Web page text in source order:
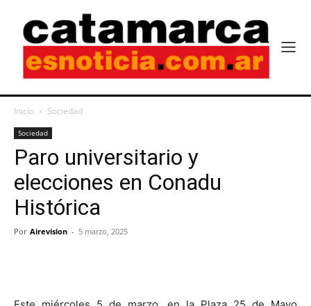
Inicio Sociedad
Sociedad
Paro universitario y
elecciones en Conadu
Histórica
Por Airevision - 5 marzo, 2025